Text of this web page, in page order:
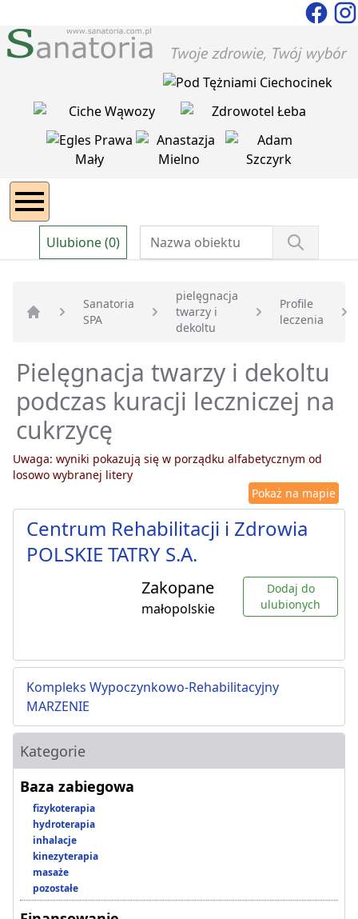
Ulubione (0)
Strona główna
Sanatoria
SPA
pielęgnacja
twarzy i
dekoltu
Profile
leczenia
Pielęgnacja twarzy i dekoltu
podczas kuracji leczniczej na
cukrzycę
Uwaga: wyniki pokazują się w porządku alfabetycznym od
losowo wybranej litery
Pokaż na mapie
Centrum Rehabilitacji i Zdrowia
POLSKIE TATRY S.A.
Zakopane
małopolskie
Dodaj do
ulubionych
Kompleks Wypoczynkowo-Rehabilitacyjny
MARZENIE
Kategorie
Baza zabiegowa
fizykoterapia
hydroterapia
inhalacje
kinezyterapia
masaże
pozostałe